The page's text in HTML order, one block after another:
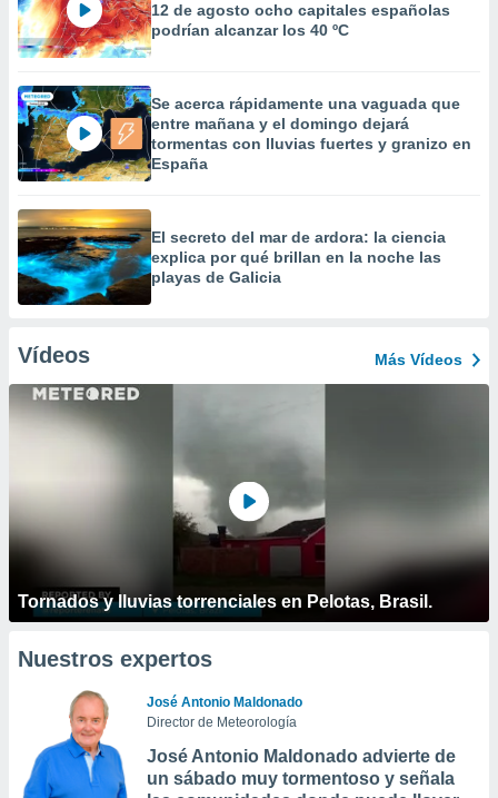
12 de agosto ocho capitales españolas
podrían alcanzar los 40 ºC
Se acerca rápidamente una vaguada que
entre mañana y el domingo dejará
tormentas con lluvias fuertes y granizo en
España
El secreto del mar de ardora: la ciencia
explica por qué brillan en la noche las
playas de Galicia
Vídeos Más Vídeos
Tornados y lluvias torrenciales en Pelotas, Brasil.
Nuestros expertos
José Antonio Maldonado
Director de Meteorología
José Antonio Maldonado advierte de
un sábado muy tormentoso y señala